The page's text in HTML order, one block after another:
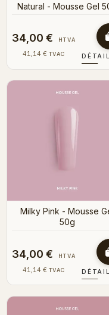
Natural - Mousse Gel
34,00 € HTVA
41,14 € TVAC
Milky Pink - Mousse
50g
34,00 € HTVA
41,14 € TVAC